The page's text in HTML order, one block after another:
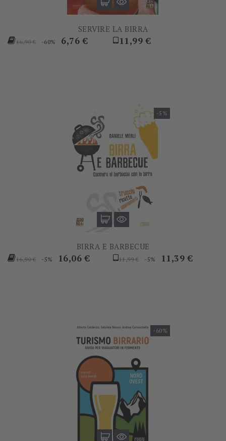
SERVIRE LA BIRRA
Prezzo
16,90 € -60% Prezzo
6,76 € Prezzo
11,99 €
-5%
BIRRA E BARBECUE
Prezzo
16,90 € -5% Prezzo
16,06 €
Prezzo
11,99 € -5% Prezzo
11,39 €
-60%